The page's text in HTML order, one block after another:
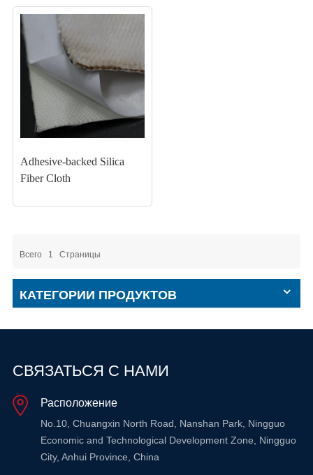
Adhesive-backed Silica
Fiber Cloth
Всего 1 Страницы
КАТЕГОРИИ ПРОДУКТОВ
СВЯЗАТЬСЯ С НАМИ
Расположение
No.10, Chuangxin North Road, Nanshan Park, Ningguo
Economic and Technological Development Zone, Ningguo
City, Anhui Province, China